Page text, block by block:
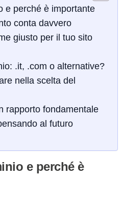
e perché è importante
conta davvero
giusto per il tuo sito
.it, .com o alternative?
nella scelta del
rapporto fondamentale
al futuro
e perché è